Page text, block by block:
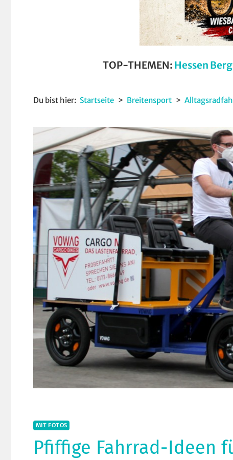
TOP-THEMEN: Hessen
Du bist hier: Startseite Breitensport
MIT FOTOS
Pfiffige Fahrrad-Ideen